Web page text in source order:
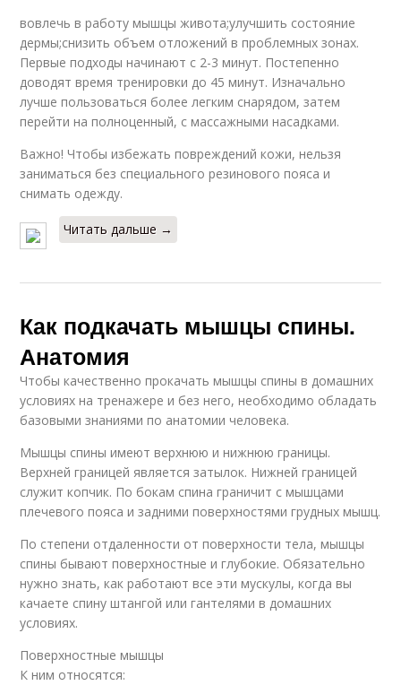
вовлечь в работу мышцы живота;улучшить состояние
дермы;снизить объем отложений в проблемных зонах.
Первые подходы начинают с 2-3 минут. Постепенно
доводят время тренировки до 45 минут. Изначально
лучше пользоваться более легким снарядом, затем
перейти на полноценный, с массажными насадками.
Важно! Чтобы избежать повреждений кожи, нельзя
заниматься без специального резинового пояса и
снимать одежду.
Читать дальше →
Как подкачать мышцы спины.
Анатомия
Чтобы качественно прокачать мышцы спины в домашних
условиях на тренажере и без него, необходимо обладать
базовыми знаниями по анатомии человека.
Мышцы спины имеют верхнюю и нижнюю границы.
Верхней границей является затылок. Нижней границей
служит копчик. По бокам спина граничит с мышцами
плечевого пояса и задними поверхностями грудных мышц.
По степени отдаленности от поверхности тела, мышцы
спины бывают поверхностные и глубокие. Обязательно
нужно знать, как работают все эти мускулы, когда вы
качаете спину штангой или гантелями в домашних
условиях.
Поверхностные мышцы
К ним относятся: